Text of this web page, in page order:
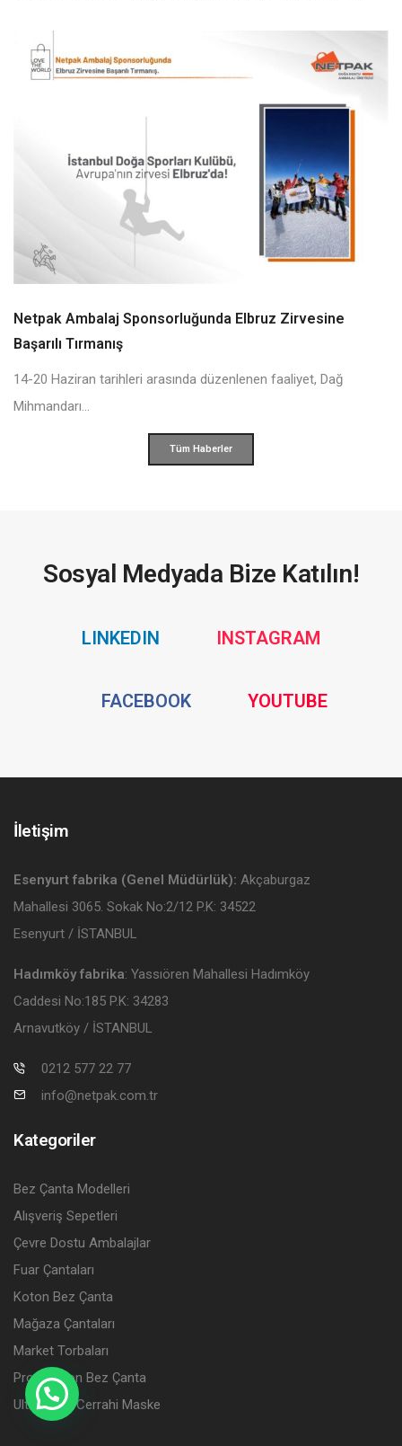
Netpak Ambalaj Sponsorluğunda Elbruz Zirvesine
Başarılı Tırmanış
14-20 Haziran tarihleri arasında düzenlenen faaliyet, Dağ
Mihmandarı...
Tüm Haberler
Sosyal Medyada Bize Katılın!
LINKEDINSocial INSTAGRAMSocial
FACEBOOKSocial YOUTUBESocial
Kategoriler
Bez Çanta Modelleri
Alışveriş Sepetleri
Çevre Dostu Ambalajlar
Fuar Çantaları
Koton Bez Çanta
Mağaza Çantaları
Market Torbaları
Promosyon Bez Çanta
Ultramask Cerrahi Maske
İletişim
Esenyurt fabrika (Genel Müdürlük): Akçaburgaz
Mahallesi 3065. Sokak No:2/12 P.K: 34522
Esenyurt / İSTANBUL
Hadımköy fabrika: Yassıören Mahallesi Hadımköy
Caddesi No:185 P.K: 34283
Arnavutköy / İSTANBUL
0212 577 22 77
info@netpak.com.tr